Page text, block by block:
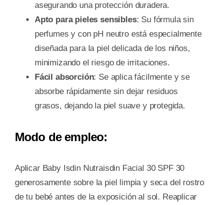
asegurando una protección duradera.
Apto para pieles sensibles: Su fórmula sin
perfumes y con pH neutro está especialmente
diseñada para la piel delicada de los niños,
minimizando el riesgo de irritaciones.
Fácil absorción: Se aplica fácilmente y se
absorbe rápidamente sin dejar residuos
grasos, dejando la piel suave y protegida.
Modo de empleo:
Aplicar Baby Isdin Nutraisdin Facial 30 SPF 30
generosamente sobre la piel limpia y seca del rostro
de tu bebé antes de la exposición al sol. Reaplicar